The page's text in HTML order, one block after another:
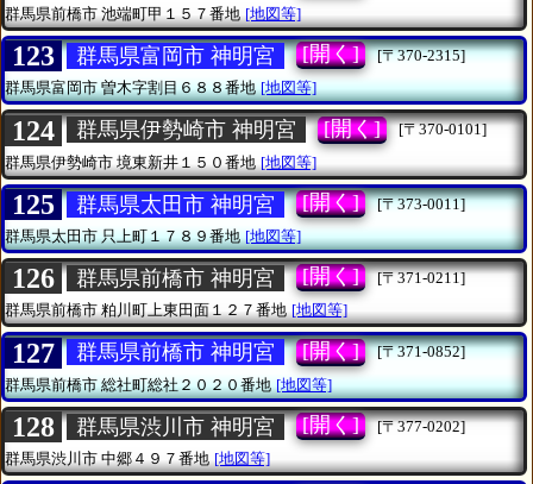
群馬県前橋市池端町甲１５７番地 [地図等]
123 群馬県富岡市 神明宮 [開く]
[〒370-2315]
群馬県富岡市曽木字割目６８８番地 [地図等]
124 群馬県伊勢崎市 神明宮 [開く]
[〒370-0101]
群馬県伊勢崎市 境東新井１５０番地 [地図等]
125 群馬県太田市 神明宮 [開く]
[〒373-0011]
群馬県太田市只上町１７８９番地 [地図等]
126 群馬県前橋市 神明宮 [開く]
[〒371-0211]
群馬県前橋市粕川町上東田面１２７番地 [地図等]
127 群馬県前橋市 神明宮 [開く]
[〒371-0852]
群馬県前橋市総社町総社２０２０番地 [地図等]
128 群馬県渋川市 神明宮 [開く]
[〒377-0202]
群馬県渋川市中郷４９７番地 [地図等]